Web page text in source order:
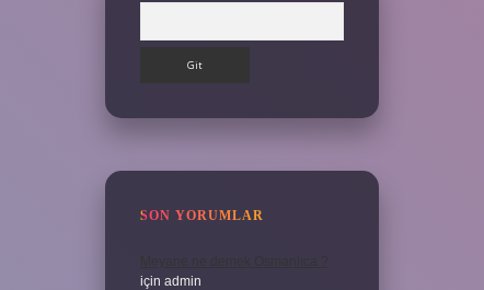
SON YORUMLAR
Meyane ne demek Osmanlıca ?
için admin